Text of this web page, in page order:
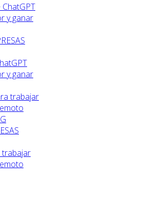
y ganar
trabajar